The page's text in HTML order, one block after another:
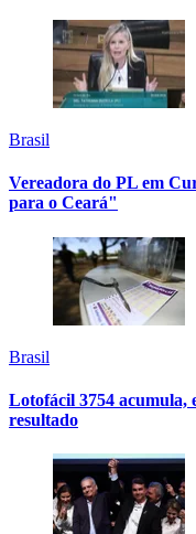
Brasil
Vereadora do PL em
para o Ceará"
Brasil
Lotofácil 3754 acumula,
resultado